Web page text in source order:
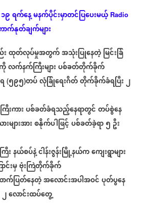
၁၉ရက်နေ့မနက်ပိုင်းမှာတင်ပြပေးမယ့် Radio
က်နုတ်ချက်များ
ထုတ်လုပ်မှုအတွက်အသုံးပြုနေတဲ့မြင်းခြံ
လက်နက်ကြီးများပစ်ခတ်တိုက်ခိုက်
(၅၉၅)တပ်လုံခြုံရေးဂိတ်တိုက်ခိုက်ခံရပြီး၂
ြီးကားပစ်ခတ်ခံရသည့်နေရာတွင်တပ်စွဲနေ
များအားစနိုက်ပါဖြင့်ပစ်ခတ်ခဲ့ရာ၅ ဦး
ြီးနယ်စပ်နဲ့ငါန်းဇွန်းမြို့နယ်ကကျေးရွာများ
င်းမှဗုံးကြဲတိုက်ခိုက်
ာက်ပြတ်နေတဲ့အလောင်းအပါအဝင်ပုတ်ပွနေ
၂လောင်းထပ်တွေ့